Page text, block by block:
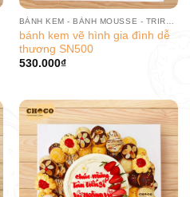
bánh kem vẽ hình gia đình dễ
thương SN500
530.000₫